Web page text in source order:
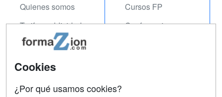
Quienes somos
Tarifas publicidad
Acceso Usuarios
Acceso Centros
Cursos FP
Conferencias
Cookies
¿Por qué usamos cookies?